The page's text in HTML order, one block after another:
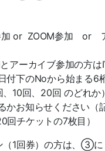
or ZOOM参加 or
アーカイブ参加の方は
付下のNoから始まる6
、10回、20回 のどれか
かお知らせください（
回チケットの7枚目）
（1回券）の方は、③に